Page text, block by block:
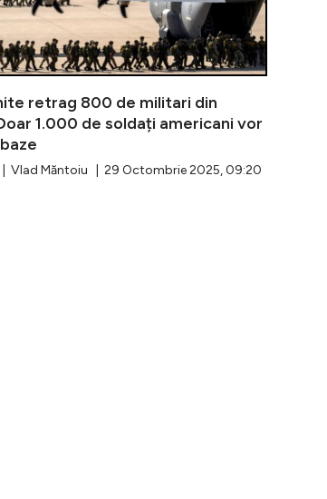
retrag 800 de militari din
1.000 de soldați americani vor
| Vlad Măntoiu | 29 Octombrie 2025, 09:20